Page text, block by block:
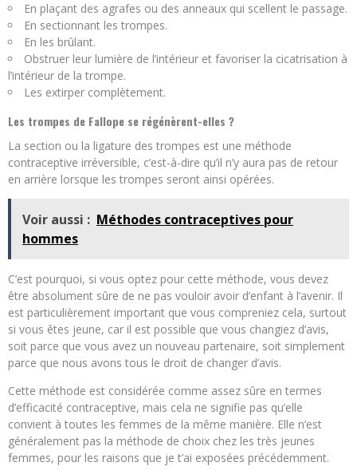
En plaçant des agrafes ou des anneaux qui scellent le passage.
En sectionnant les trompes.
En les brûlant.
Obstruer leur lumière de l’intérieur et favoriser la cicatrisation à
l’intérieur de la trompe.
Les extirper complètement.
Les trompes de Fallope se régénèrent-elles ?
La section ou la ligature des trompes est une méthode
contraceptive irréversible, c’est-à-dire qu’il n’y aura pas de retour
en arrière lorsque les trompes seront ainsi opérées.
Voir aussi : Méthodes contraceptives pour
hommes
C’est pourquoi, si vous optez pour cette méthode, vous devez
être absolument sûre de ne pas vouloir avoir d’enfant à l’avenir. Il
est particulièrement important que vous compreniez cela, surtout
si vous êtes jeune, car il est possible que vous changiez d’avis,
soit parce que vous avez un nouveau partenaire, soit simplement
parce que nous avons tous le droit de changer d’avis.
Cette méthode est considérée comme assez sûre en termes
d’efficacité contraceptive, mais cela ne signifie pas qu’elle
convient à toutes les femmes de la même manière. Elle n’est
généralement pas la méthode de choix chez les très jeunes
femmes, pour les raisons que je t’ai exposées précédemment.